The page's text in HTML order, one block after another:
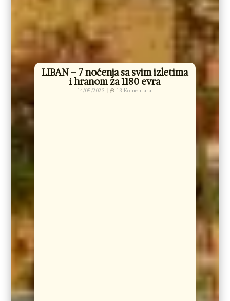
LIBAN – 7 noćenja sa svim izletima
i hranom za 1180 evra
14/05/2023 13 Komentara